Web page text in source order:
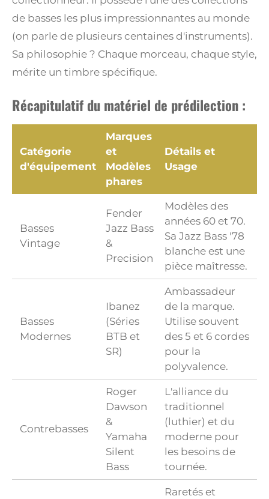
de basses les plus impressionnantes au monde
(on parle de plusieurs centaines d'instruments).
Sa philosophie ? Chaque morceau, chaque style,
mérite un timbre spécifique.
Récapitulatif du matériel de prédilection :
Catégorie
d'équipement
Marques
et
Modèles
phares
Détails et
Usage
Basses
Vintage
Fender
Jazz Bass
&
Precision
Modèles des
années 60 et 70.
Sa Jazz Bass '78
blanche est une
pièce maîtresse.
Basses
Modernes
Ibanez
(Séries
BTB et
SR)
Ambassadeur
de la marque.
Utilise souvent
des 5 et 6 cordes
pour la
polyvalence.
Contrebasses
Roger
Dawson
&
Yamaha
Silent
Bass
L'alliance du
traditionnel
(luthier) et du
moderne pour
les besoins de
tournée.
Raretés et